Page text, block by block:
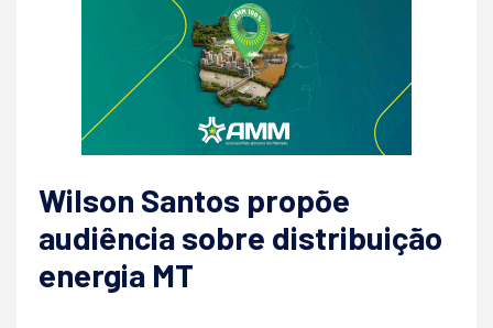
Wilson Santos propõe
audiência sobre distribuição
energia MT